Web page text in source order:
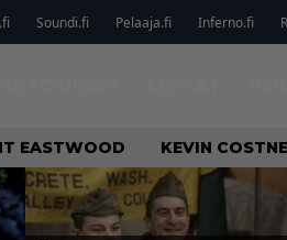
Soundi.fi Pelaaja.fi Inferno.fi
EASTWOOD KEVIN